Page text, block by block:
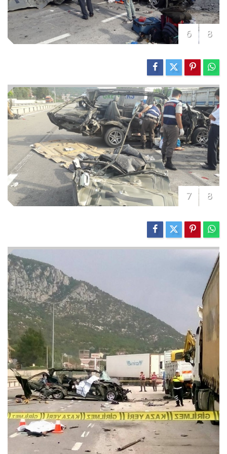
6 8
7 8